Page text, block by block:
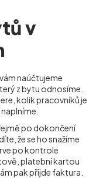
v
naúčtujeme
z bytu odnosíme.
kolik pracovníků je
po dokončení
že se ho snažíme
po kontrole
platební kartou
pak přijde faktura.